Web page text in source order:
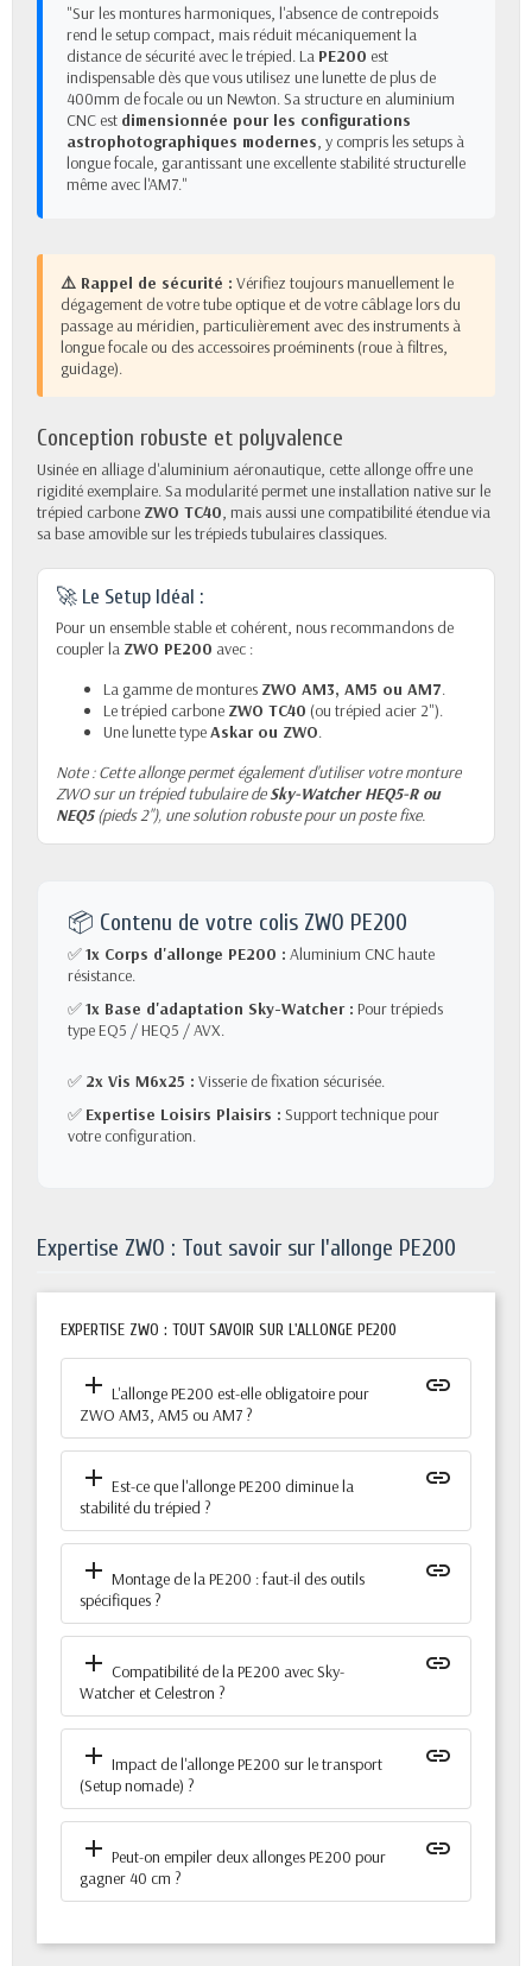
"Sur les montures harmoniques, l'absence de contrepoids
rend le setup compact, mais réduit mécaniquement la
distance de sécurité avec le trépied. La PE200 est
indispensable dès que vous utilisez une lunette de plus de
400mm de focale ou un Newton. Sa structure en aluminium
CNC est dimensionnée pour les configurations
astrophotographiques modernes, y compris les setups à
longue focale, garantissant une excellente stabilité structurelle
même avec l'AM7."
⚠️ Rappel de sécurité : Vérifiez toujours manuellement le
dégagement de votre tube optique et de votre câblage lors du
passage au méridien, particulièrement avec des instruments à
longue focale ou des accessoires proéminents (roue à filtres,
guidage).
Conception robuste et polyvalence
Usinée en alliage d'aluminium aéronautique, cette allonge offre une
rigidité exemplaire. Sa modularité permet une installation native sur le
trépied carbone ZWO TC40, mais aussi une compatibilité étendue via
sa base amovible sur les trépieds tubulaires classiques.
🚀 Le Setup Idéal :
Pour un ensemble stable et cohérent, nous recommandons de
coupler la ZWO PE200 avec :
La gamme de montures ZWO AM3, AM5 ou AM7.
Le trépied carbone ZWO TC40 (ou trépied acier 2").
Une lunette typeAskarou ZWO.
Note : Cette allonge permet également d'utiliser votre monture
ZWO sur un trépied tubulaire deSky-Watcher HEQ5-R ou
NEQ5(pieds 2"), une solution robuste pour un poste fixe.
📦 Contenu de votre colis ZWO PE200
✅1x Corps d'allonge PE200 : Aluminium CNC haute
résistance.
✅1x Base d'adaptation Sky-Watcher : Pour trépieds
type EQ5 / HEQ5 / AVX.
✅ 2x Vis M6x25 : Visserie de fixation sécurisée.
✅ Expertise Loisirs Plaisirs : Support technique pour
votre configuration.
Expertise ZWO : Tout savoir sur l'allonge PE200
EXPERTISE ZWO : TOUT SAVOIR SUR L'ALLONGE PE200
add L'allonge PE200 est-elle obligatoire pour
ZWO AM3, AM5 ou AM7 ?
insert_link
add Est-ce que l'allonge PE200 diminue la
stabilité du trépied ?
insert_link
add Montage de la PE200 : faut-il des outils
spécifiques ?
insert_link
add Compatibilité de la PE200 avec Sky-
Watcher et Celestron ?
insert_link
add Impact de l'allonge PE200 sur le transport
(Setup nomade) ?
insert_link
add Peut-on empiler deux allonges PE200 pour
gagner 40 cm ?
insert_link